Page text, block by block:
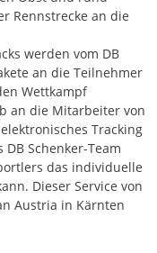
Rennstrecke an die
werden vom DB
an die Teilnehmer
Wettkampf
an die Mitarbeiter von
Tracking
Schenker-Team
das individuelle
Dieser Service von
Austria in Kärnten